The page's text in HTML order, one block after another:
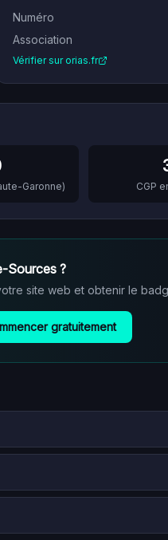
Numéro
Association
Vérifier sur orias.fr
Garonne) CGP
Sources ?
site web et obtenir le
gratuitement